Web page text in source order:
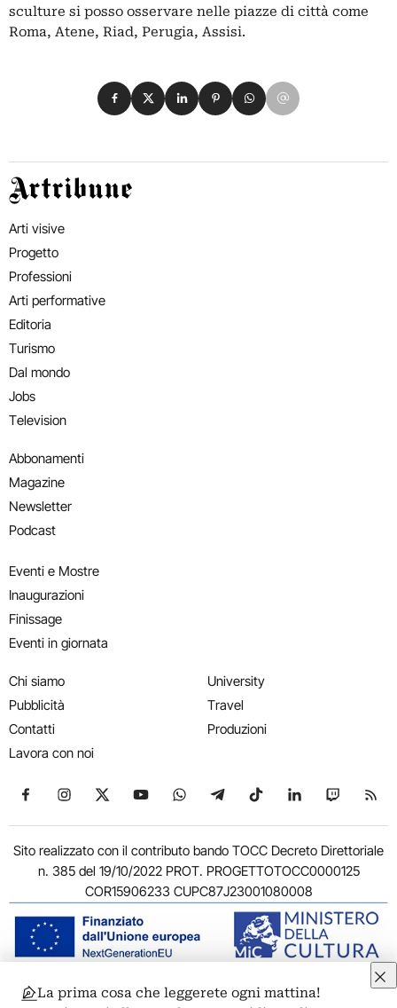
sculture si posso osservare nelle piazze di città come
Roma, Atene, Riad, Perugia, Assisi.
Condividi su Facebook
Condividi su X
Condividi su LinkedIn
Condividi su Pinterest
Condividi su WhatsApp
Condividi su Email
Artribune
Arti visive
Progetto
Professioni
Arti performative
Editoria
Turismo
Dal mondo
Jobs
Television
Abbonamenti
Magazine
Newsletter
Podcast
Eventi e Mostre
Inaugurazioni
Finissage
Eventi in giornata
Chi siamo
Pubblicità
Contatti
Lavora con noi
University
Travel
Produzioni
Seguici su Facebook
Seguici su Instagram
Seguici su X
Seguici su YouTube
Seguici su WhatsApp
Seguici su Telegram
Seguici su TikTok
Seguici su
Seguici
Sito realizzato con il contributo bando TOCC Decreto Direttoriale
n. 385 del 19/10/2022 PROT. PROGETTOTOCC0000125
COR15906233 CUPC87J23001080008
© 2011-2026 ARTRIBUNE srl – Corso Vittorio Emanuele II, 287 –
La prima cosa che leggerete ogni mattina!